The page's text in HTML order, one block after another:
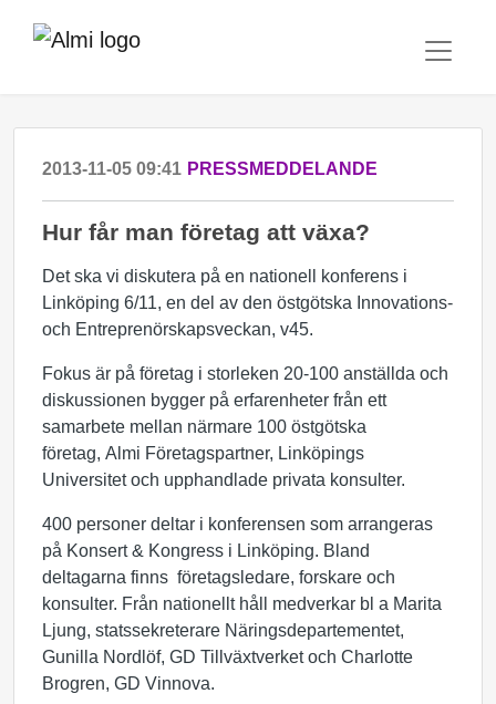
2013-11-05 09:41 PRESSMEDDELANDE
Hur får man företag att växa?
Det ska vi diskutera på en nationell konferens i
Linköping 6/11, en del av den östgötska Innovations-
och Entreprenörskapsveckan, v45.
Fokus är på företag i storleken 20-100 anställda och
diskussionen bygger på erfarenheter från ett
samarbete mellan närmare 100 östgötska
företag, Almi Företagspartner, Linköpings
Universitet och upphandlade privata konsulter.
400 personer deltar i konferensen som arrangeras
på Konsert & Kongress i Linköping. Bland
deltagarna finns företagsledare, forskare och
konsulter. Från nationellt håll medverkar bl a Marita
Ljung, statssekreterare Näringsdepartementet,
Gunilla Nordlöf, GD Tillväxtverket och Charlotte
Brogren, GD Vinnova.